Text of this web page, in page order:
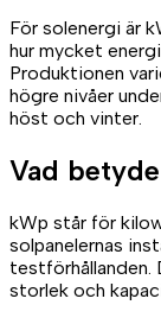
För solenergi är
hur mycket
Produktionen
högre nivåer
höst och vinter.
Vad
kWp står för
solpanelernas
testförhållanden.
storlek och